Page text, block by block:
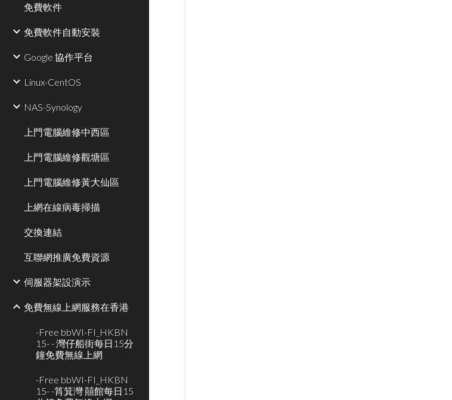
免費軟件
免費軟件自動安裝
Google 協作平台
Linux-CentOS
NAS-Synology
上門電腦維修中西區
上門電腦維修觀塘區
上門電腦維修黃大仙區
上網在線病毒掃描
交換連結
互聯網推廣免費資源
伺服器架設演示
免費無線上網服務在香港
-Free bbWI-FI_HKBN
15- - 灣仔船街每日15分
鐘免費無線上網
-Free bbWI-FI_HKBN
15- -筲箕灣 囍館每日15